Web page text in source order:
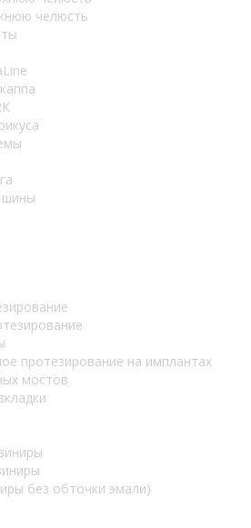
челюсть
шины
протезирование на имплантах
мостов
без обточки эмали)